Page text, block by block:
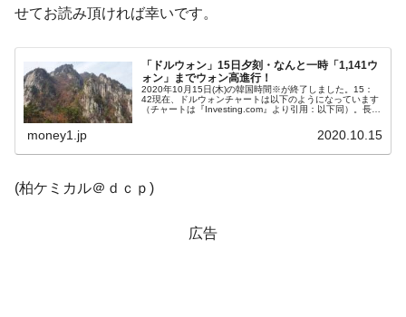
『Money1』
韓国政府「ニセＫ-ブランドを通報しようキ
『Money1』
韓国「橋が落ちました」⇒ 耐久性「なさす
ぎ」では。
『Money1』
韓国鉄鋼最大手『POSCO』ズブズブ沈む。
営業利益80.2％も減少
にぶん殴る法案」提出！⇒ クーパン問題は合衆国企業に対
韓国ボンクラ政策室長･金容範、株価暴落に
せてお読み頂ければ幸いです。
「ドルウォン」15日夕刻・なんと一時「1,141ウ
ォン」までウォン高進行！
2020年10月15日(木)の韓国時間※が終了しました。15：
42現在、ドルウォンチャートは以下のようになっています
（チャートは『Investing.com』より引用：以下同）。長い
money1.jp 2020.10.15
(柏ケミカル＠ｄｃｐ)
広告